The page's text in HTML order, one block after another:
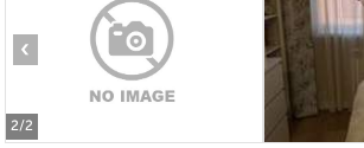
2/2
‹